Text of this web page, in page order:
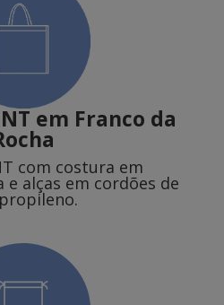
em Franco da
com costura em
alças em cordões de